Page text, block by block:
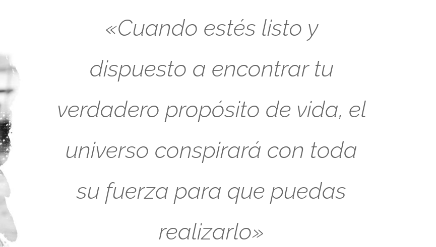
«Cuando estés listo y
dispuesto a encontrar tu
verdadero propósito de vida, el
universo conspirará con toda
su fuerza para que puedas
realizarlo»